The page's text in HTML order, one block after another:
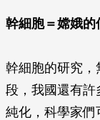
幹細胞＝嫦娥的
幹細胞的研究
段，我國還有
純化，科學家